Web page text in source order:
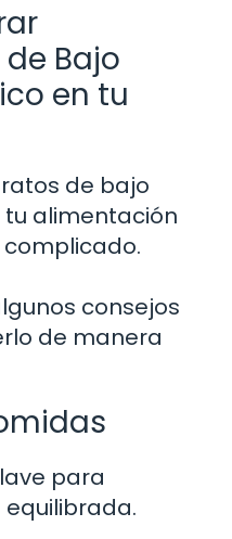
Bajo
en tu
de bajo
alimentación
consejos
de manera
para